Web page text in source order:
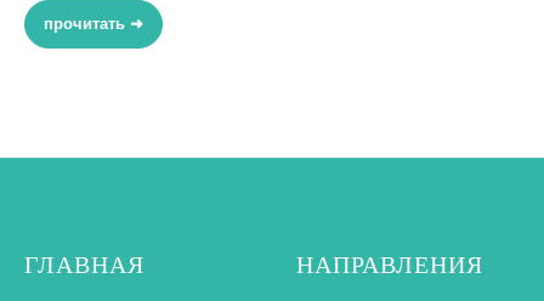
прочитать ➜
ГЛАВНАЯ НАПРАВЛЕНИЯ